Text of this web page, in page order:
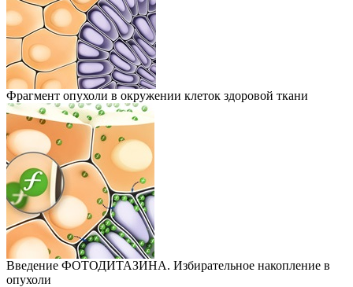
Фрагмент опухоли в окружении клеток здоровой ткани
Введение ФОТОДИТАЗИНА. Избирательное накопление в
опухоли